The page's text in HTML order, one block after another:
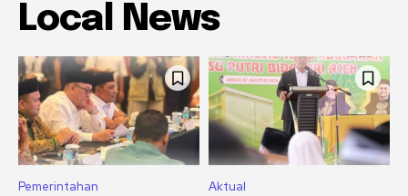
Local News
Pemerintahan Aktual